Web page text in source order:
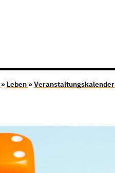
» Leben »Veranstaltungskalender